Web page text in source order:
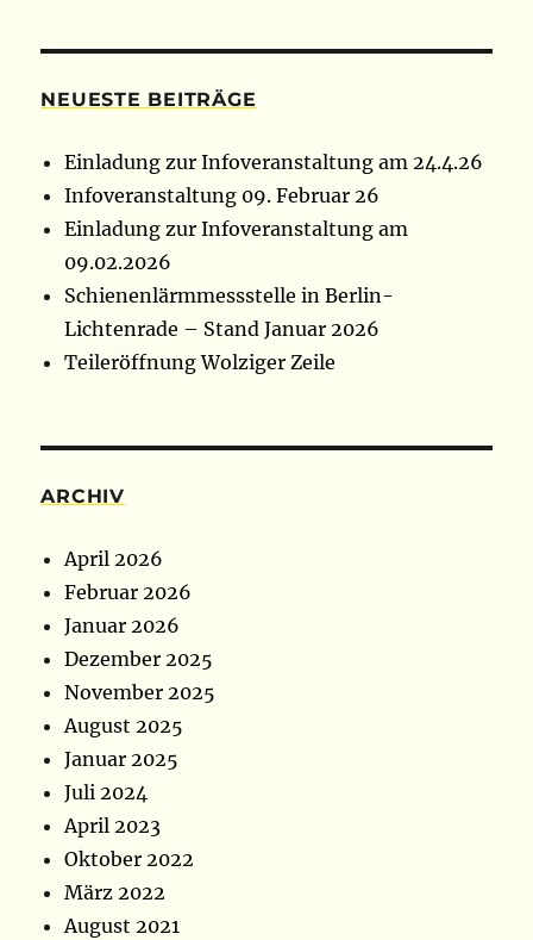
NEUESTE BEITRÄGE
Einladung zur Infoveranstaltung am 24.4.26
Infoveranstaltung 09. Februar 26
Einladung zur Infoveranstaltung am
09.02.2026
Schienenlärmmessstelle in Berlin-
Lichtenrade – Stand Januar 2026
Teileröffnung Wolziger Zeile
ARCHIV
April 2026
Februar 2026
Januar 2026
Dezember 2025
November 2025
August 2025
Januar 2025
Juli 2024
April 2023
Oktober 2022
März 2022
August 2021